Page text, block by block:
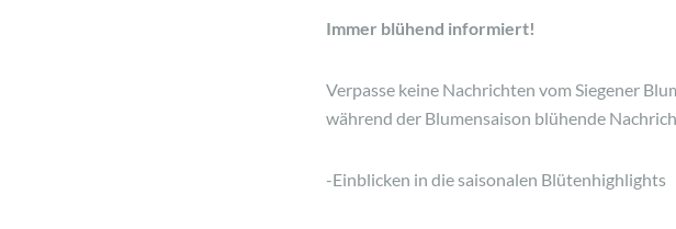
Immer blühend informiert!
Verpasse keine Nachrichten vom Siegener
während der Blumensaison blühende
-Einblicken in die saisonalen Blütenhighlights